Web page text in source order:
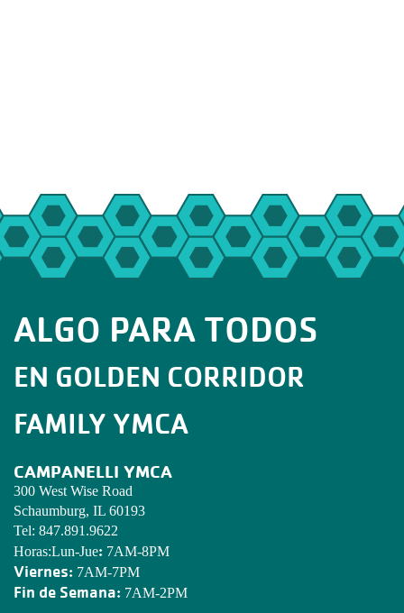
ALGO PARA TODOS
EN GOLDEN CORRIDOR
FAMILY YMCA
CAMPANELLI YMCA
300 West Wise Road
Schaumburg, IL 60193
Tel: 847.891.9622
Horas:Lun-Jue: 7AM-8PM
Viernes: 7AM-7PM
Fin de Semana: 7AM-2PM